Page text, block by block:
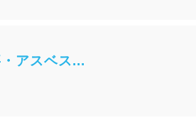
アスベス...